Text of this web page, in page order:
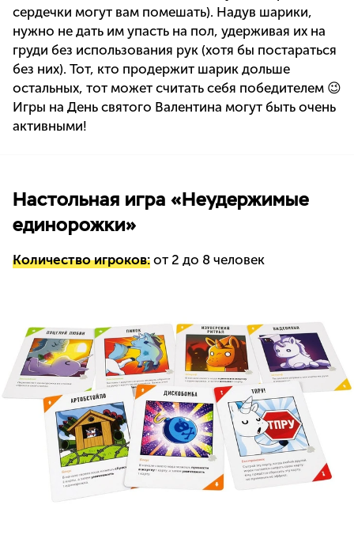
сердечки могут вам помешать). Надув шарики,
нужно не дать им упасть на пол, удерживая их на
груди без использования рук (хотя бы постараться
без них). Тот, кто продержит шарик дольше
остальных, тот может считать себя победителем 😉
Игры на День святого Валентина могут быть очень
активными!
Настольная игра «Неудержимые
единорожки»
Количество игроков: от 2 до 8 человек